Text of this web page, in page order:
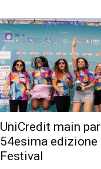
UniCredit main
54esima
Festival